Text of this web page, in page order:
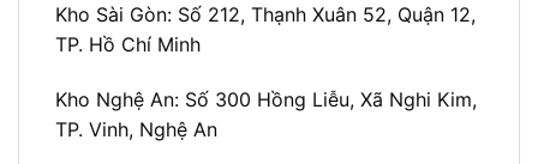
Kho Sài Gòn: Số 212, Thạnh Xuân 52, Quận 12,
TP. Hồ Chí Minh
Kho Nghệ An: Số 300 Hồng Liễu, Xã Nghi Kim,
TP. Vinh, Nghệ An